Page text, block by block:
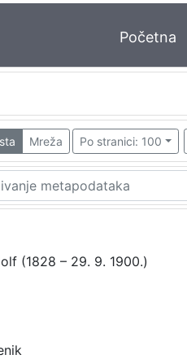
Početna
Mreža Po stranici: 100
(1828 – 29. 9. 1900.)